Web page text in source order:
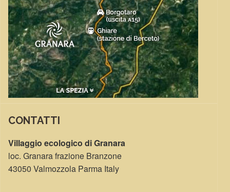
CONTATTI
Villaggio ecologico di Granara
loc. Granara frazione Branzone
43050 Valmozzola Parma Italy